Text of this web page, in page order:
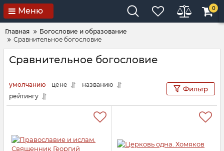
Меню 0
Главная
Богословие и образование
Сравнительное богословие
Сравнительное богословие
умолчанию цене
названию
рейтингу
Фильтр